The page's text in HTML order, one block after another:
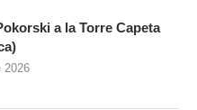
a la Torre Capeta
2026